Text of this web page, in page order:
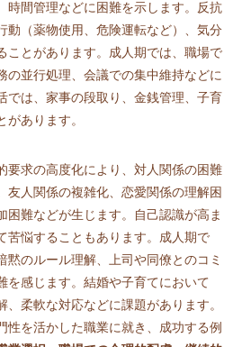
時間管理などに困難を示します。反抗
動（薬物使用、危険運転など）、気分
ことがあります。成人期では、職場で
の並行処理、会議での集中維持などに
では、家事の段取り、金銭管理、子育
があります。
要求の高度化により、対人関係の困難
友人関係の複雑化、恋愛関係の理解困
困難などが生じます。自己認識が高ま
苦悩することもあります。成人期で
黙のルール理解、上司や同僚とのコミ
を感じます。結婚や子育てにおいて
、柔軟な対応などに課題があります。
性を活かした職業に就き、成功する例